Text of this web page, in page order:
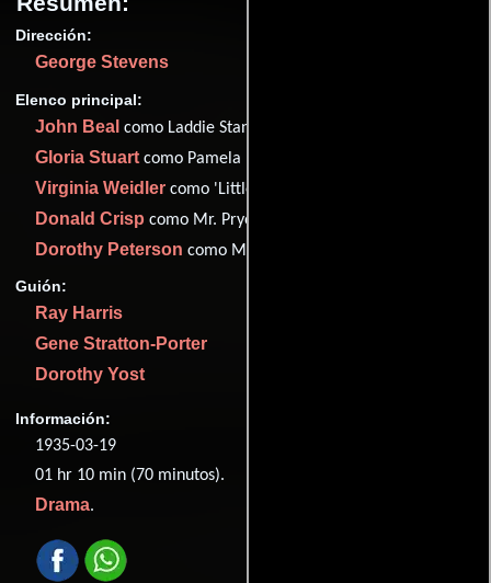
Dirección:
George Stevens
Elenco principal:
John Beal como Laddie Stanton
Gloria Stuartcomo Pamela Pryor
Virginia Weidler como 'Little Sister' Stanton
Donald Crisp como Mr. Pryor
Dorothy Peterson como Mrs. Stanton
Guión:
Ray Harris
Gene Stratton-Porter
Dorothy Yost
Información:
1935-03-19
01 hr 10 min (70 minutos).
Drama.